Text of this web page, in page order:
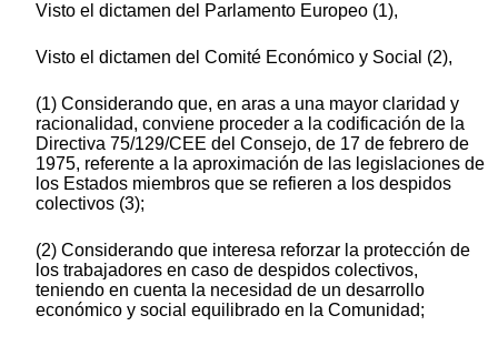
Visto el dictamen del Parlamento Europeo (1),
Visto el dictamen del Comité Económico y Social (2),
(1) Considerando que, en aras a una mayor claridad y
racionalidad, conviene proceder a la codificación de la
Directiva 75/129/CEE del Consejo, de 17 de febrero de
1975, referente a la aproximación de las legislaciones de
los Estados miembros que se refieren a los despidos
colectivos (3);
(2) Considerando que interesa reforzar la protección de
los trabajadores en caso de despidos colectivos,
teniendo en cuenta la necesidad de un desarrollo
económico y social equilibrado en la Comunidad;